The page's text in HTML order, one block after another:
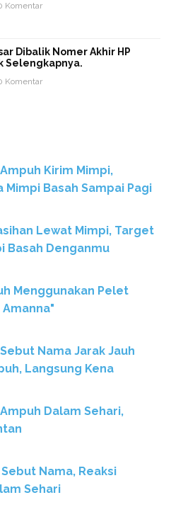
Komentar
Dibalik Nomer Akhir HP
Selengkapnya.
Komentar
Kirim Mimpi,
Mimpi Basah Sampai Pagi
Lewat Mimpi, Target
Basah Denganmu
Menggunakan Pelet
Amanna"
Nama Jarak Jauh
Langsung Kena
Dalam Sehari,
Nama, Reaksi
Sehari